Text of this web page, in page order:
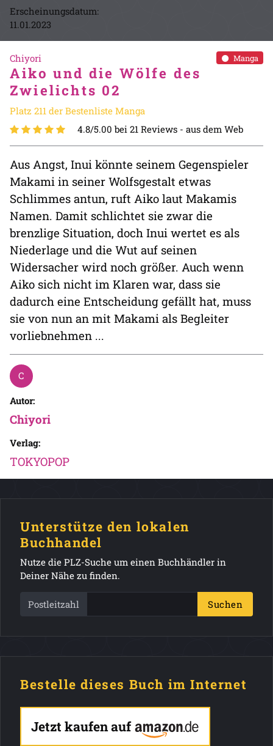
Erscheinungsdatum:
11.01.2023
Manga
Chiyori
Aiko und die Wölfe des
Zwielichts 02
Platz 211 der Bestenliste Manga
4.8/5.00 bei 21 Reviews - aus dem Web
Aus Angst, Inui könnte seinem Gegenspieler
Makami in seiner Wolfsgestalt etwas
Schlimmes antun, ruft Aiko laut Makamis
Namen. Damit schlichtet sie zwar die
brenzlige Situation, doch Inui wertet es als
Niederlage und die Wut auf seinen
Widersacher wird noch größer. Auch wenn
Aiko sich nicht im Klaren war, dass sie
dadurch eine Entscheidung gefällt hat, muss
sie von nun an mit Makami als Begleiter
vorliebnehmen ...
Autor:
Chiyori
Verlag:
TOKYOPOP
Unterstütze den lokalen
Buchhandel
Nutze die PLZ-Suche um einen Buchhändler in
Deiner Nähe zu finden.
Postleitzahl Suchen
Bestelle dieses Buch im Internet
Jetzt kaufen auf